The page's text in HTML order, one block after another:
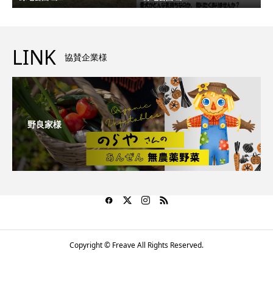
LINK 協賛企業様
野良家様
Copyright © Freave All Rights Reserved.